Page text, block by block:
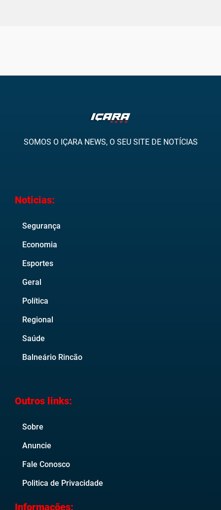
SOMOS O IÇARA NEWS, O SEU SITE DE NOTÍCIAS
Noticias:
Segurança
Economia
Esportes
Geral
Política
Regional
Saúde
Balneário Rincão
Outros links:
Sobre
Anuncie
Fale Conosco
Politica de Privacidade
Informações: